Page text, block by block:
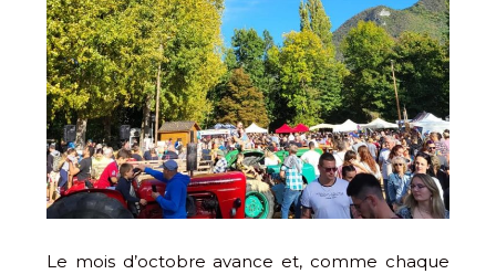
Le mois d’octobre avance et, comme chaque